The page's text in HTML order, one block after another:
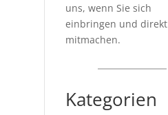
uns, wenn Sie sich
einbringen und direkt
mitmachen.
Kategorien